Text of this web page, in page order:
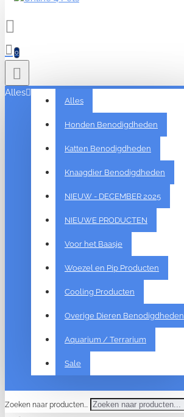
0
Alles
Alles
Honden Benodigdheden
Katten Benodigdheden
Knaagdier Benodigdheden
NIEUW - DECEMBER 2025
NIEUWE PRODUCTEN
Voor het Baasje
Woezel en Pip Producten
Cooling Producten
Overige Dieren Benodigdheden
Aquarium / Terrarium
Sale
Zoeken naar producten...